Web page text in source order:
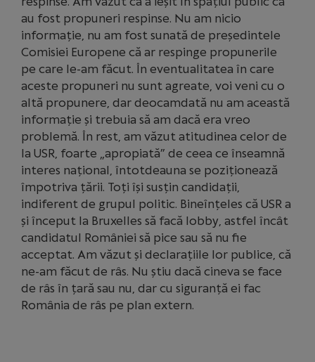
au fost propuneri respinse. Nu am nicio
informație, nu am fost sunată de președintele
Comisiei Europene că ar respinge propunerile
pe care le-am făcut. În eventualitatea în care
aceste propuneri nu sunt agreate, voi veni cu o
altă propunere, dar deocamdată nu am această
informație și trebuia să am dacă era vreo
problemă. În rest, am văzut atitudinea celor de
la USR, foarte „apropiată” de ceea ce înseamnă
interes național, întotdeauna se poziționează
împotriva țării. Toți își susțin candidații,
indiferent de grupul politic. Bineînțeles că USR a
și început la Bruxelles să facă lobby, astfel încât
candidatul României să pice sau să nu fie
acceptat. Am văzut și declarațiile lor publice, că
ne-am făcut de râs. Nu știu dacă cineva se face
de râs în țară sau nu, dar cu siguranță ei fac
România de râs pe plan extern.